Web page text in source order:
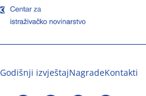
Godišnji izvještajNagradeKontakti